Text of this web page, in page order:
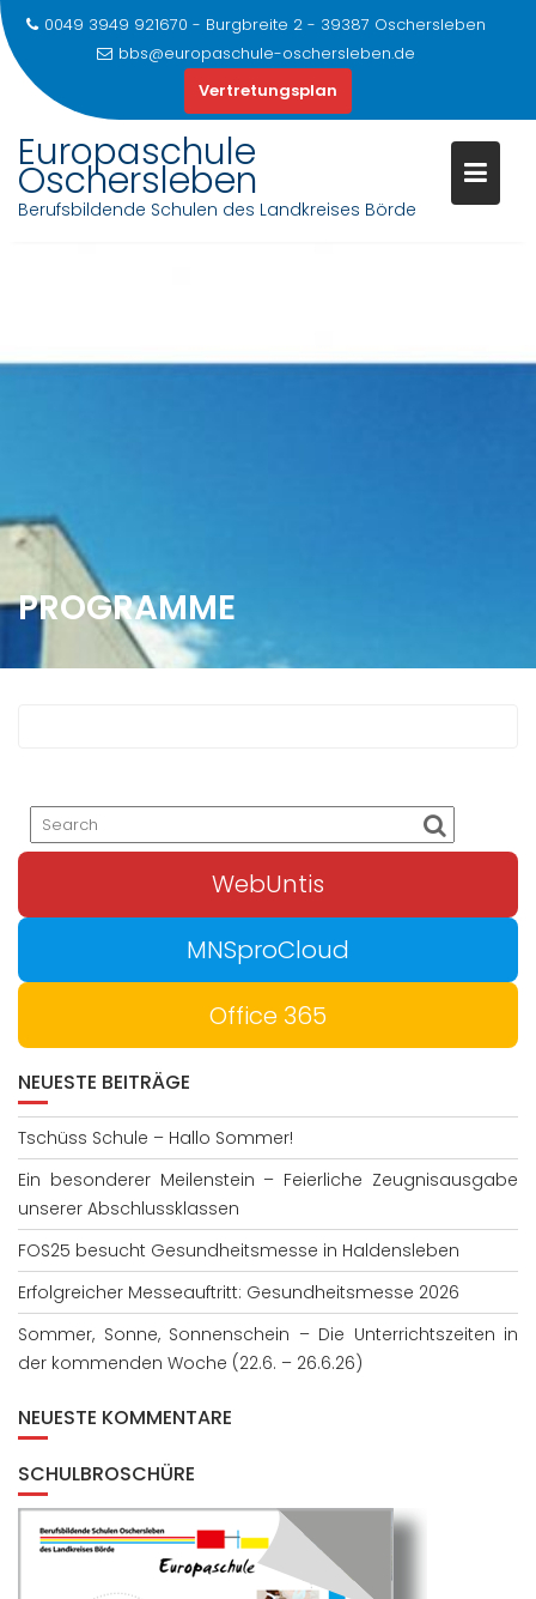
0049 3949 921670 - Burgbreite 2 - 39387 Oschersleben
bbs@europaschule-oschersleben.de
Vertretungsplan
Europaschule
Oschersleben
Berufsbildende Schulen des Landkreises Börde
PROGRAMME
WebUntis
MNSproCloud
Office 365
NEUESTE BEITRÄGE
Tschüss Schule – Hallo Sommer!
Ein besonderer Meilenstein – Feierliche Zeugnisausgabe
unserer Abschlussklassen
FOS25 besucht Gesundheitsmesse in Haldensleben
Erfolgreicher Messeauftritt: Gesundheitsmesse 2026
Sommer, Sonne, Sonnenschein – Die Unterrichtszeiten in
der kommenden Woche (22.6. – 26.6.26)
NEUESTE KOMMENTARE
SCHULBROSCHÜRE